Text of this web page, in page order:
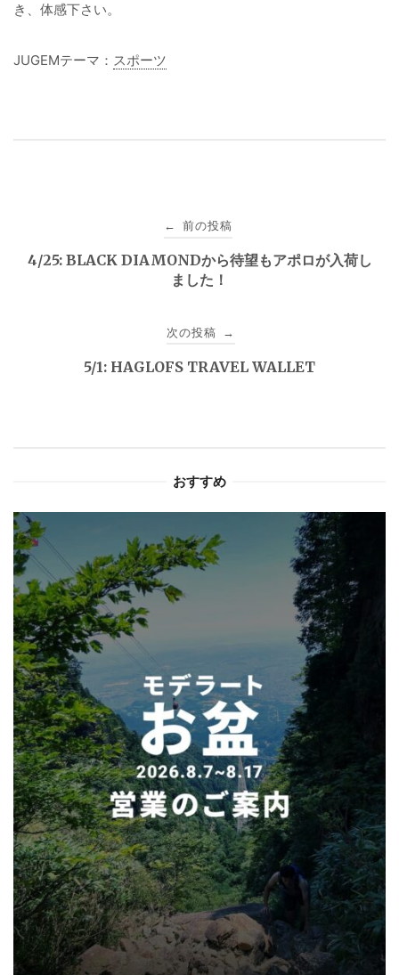
き、体感下さい。
JUGEMテーマ： スポーツ
稿
ン
← 前の投稿
4/25: BLACK DIAMONDから待望もアポロが入荷し
ました！
次の投稿 →
5/1: HAGLOFS TRAVEL WALLET
おすすめ